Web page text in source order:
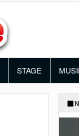
STAGE